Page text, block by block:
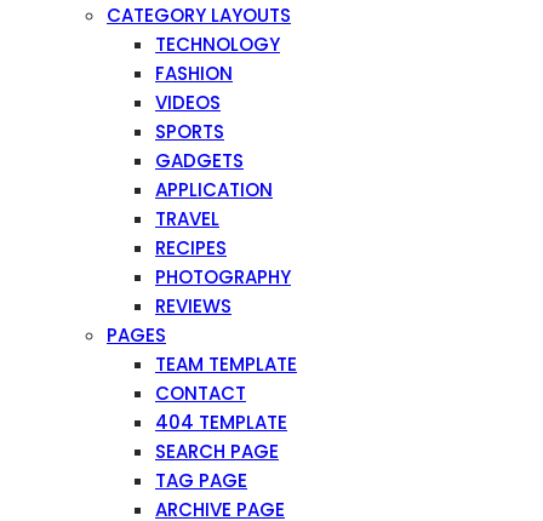
CATEGORY LAYOUTS
TECHNOLOGY
FASHION
VIDEOS
SPORTS
GADGETS
APPLICATION
TRAVEL
RECIPES
PHOTOGRAPHY
REVIEWS
PAGES
TEAM TEMPLATE
CONTACT
404 TEMPLATE
SEARCH PAGE
TAG PAGE
ARCHIVE PAGE